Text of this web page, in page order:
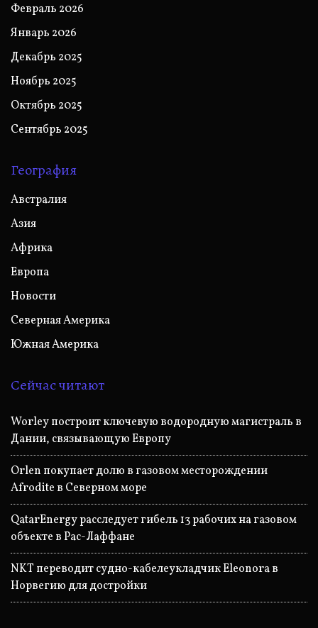
Февраль 2026
Январь 2026
Декабрь 2025
Ноябрь 2025
Октябрь 2025
Сентябрь 2025
География
Австралия
Азия
Африка
Европа
Новости
Северная Америка
Южная Америка
Сейчас читают
Worley построит ключевую водородную магистраль в
Дании, связывающую Европу
Orlen покупает долю в газовом месторождении
Afrodite в Северном море
QatarEnergy расследует гибель 13 рабочих на газовом
объекте в Рас-Лаффане
NKT переводит судно-кабелеукладчик Eleonora в
Норвегию для достройки